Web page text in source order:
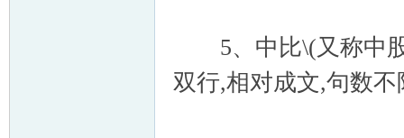
5、中比\(又称中股
双行,相对成文,句数